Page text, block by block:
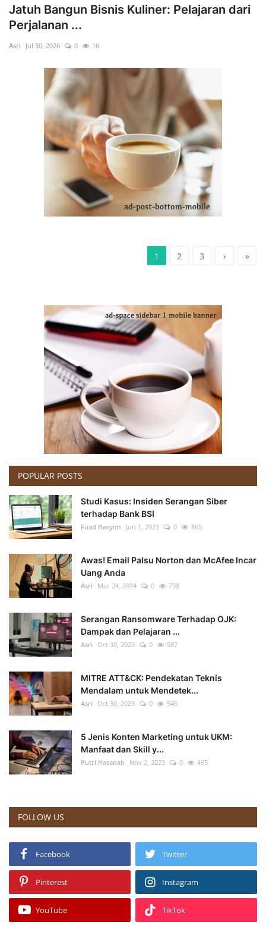
Jatuh Bangun Bisnis Kuliner: Pelajaran dari
Perjalanan ...
Asri Jul 30, 2026 0 16
1 2 3 › »
POPULAR POSTS
Studi Kasus: Insiden Serangan Siber
terhadap Bank BSI
Fuad Hasyim Jun 1, 2023 0 865
Awas! Email Palsu Norton dan McAfee Incar
Uang Anda
Asri Mar 24, 2024 0 738
Serangan Ransomware Terhadap OJK:
Dampak dan Pelajaran ...
Asri Oct 30, 2023 0 587
MITRE ATT&CK: Pendekatan Teknis
Mendalam untuk Mendetek...
Asri Oct 30, 2023 0 545
5 Jenis Konten Marketing untuk UKM:
Manfaat dan Skill y...
Putri Hasanah Nov 2, 2023 0 485
FOLLOW US
Facebook Twitter
Pinterest Instagram
YouTube TikTok